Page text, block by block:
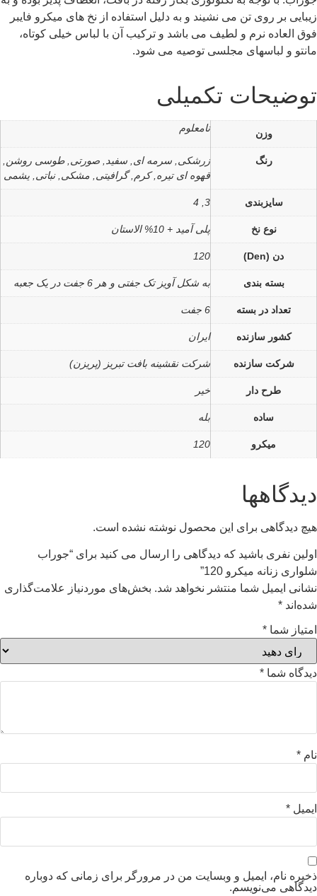
زیبایی بر روی تن می نشیند و به دلیل استفاده از نخ های میکرو فایبر
فوق العاده نرم و لطیف می باشد و ترکیب آن با لباس خیلی کوتاه،
مانتو و لباسهای مجلسی توصیه می شود.
توضیحات تکمیلی
وزن نامعلوم
رنگ
زرشکی, سرمه ای, سفید, صورتی, طوسی روشن,
قهوه ای تیره, کرم, گرافیتی, مشکی, نباتی, یشمی
سایزبندی 3, 4
نوع نخ پلی آمید + 10% الاستان
دن (Den) 120
بسته بندی به شکل آویز تک جفتی و هر 6 جفت در یک جعبه
تعداد در بسته 6 جفت
کشور سازنده ایران
شرکت سازنده شرکت نقشینه بافت تبریز (پریزن)
طرح دار خیر
ساده بله
میکرو 120
دیدگاهها
هیچ دیدگاهی برای این محصول نوشته نشده است.
اولین نفری باشید که دیدگاهی را ارسال می کنید برای “جوراب
شلواری زنانه میکرو 120”
نشانی ایمیل شما منتشر نخواهد شد. بخش‌های موردنیاز علامت‌گذاری
شده‌اند *
امتیاز شما *
دیدگاه شما *
نام *
ایمیل *
ذخیره نام، ایمیل و وبسایت من در مرورگر برای زمانی که دوباره
دیدگاهی می‌نویسم.